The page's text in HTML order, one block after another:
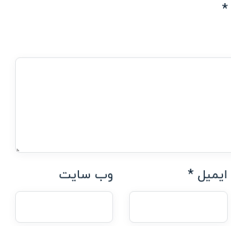
*
ایمیل* وب‌ سایت